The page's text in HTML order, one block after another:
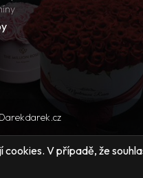
Darekdarek.cz
V případě, že